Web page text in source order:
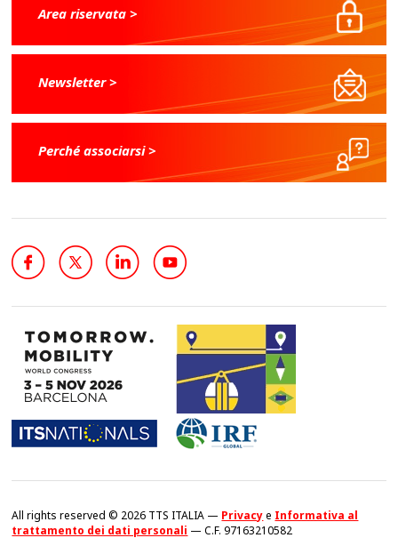
Area riservata >
Newsletter >
Perché associarsi >
All rights reserved © 2026 TTS ITALIA — Privacye Informativa al
trattamento dei dati personali — C.F. 97163210582